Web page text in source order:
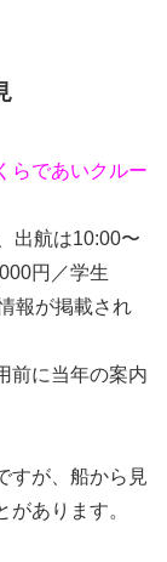
らであいクルー
出航は10:00〜
円／学生
報が掲載され
前に当年の案内
すが、船から見
あります。